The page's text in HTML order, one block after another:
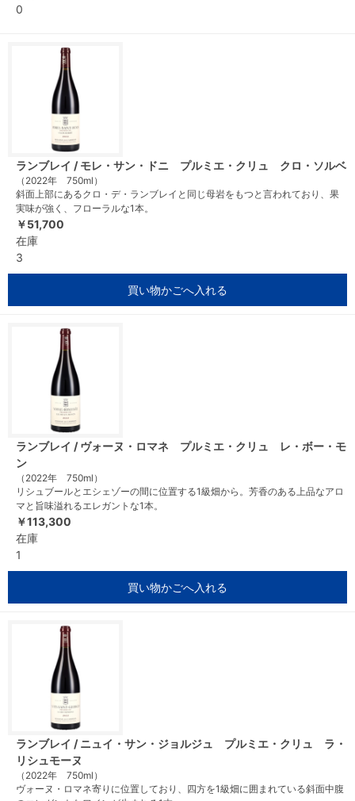
0
ランブレイ / モレ・サン・ドニ プルミエ・クリュ クロ・ソルベ
（2022年 750ml）
斜面上部にあるクロ・デ・ランブレイと同じ母岩をもつと言われており、果
実味が強く、フローラルな1本。
￥51,700
在庫
3
買い物かごへ入れる
ランブレイ / ヴォーヌ・ロマネ プルミエ・クリュ レ・ボー・モ
ン
（2022年 750ml）
リシュブールとエシェゾーの間に位置する1級畑から。芳香のある上品なアロ
マと旨味溢れるエレガントな1本。
￥113,300
在庫
1
買い物かごへ入れる
ランブレイ / ニュイ・サン・ジョルジュ プルミエ・クリュ ラ・
リシュモーヌ
（2022年 750ml）
ヴォーヌ・ロマネ寄りに位置しており、四方を1級畑に囲まれている斜面中腹